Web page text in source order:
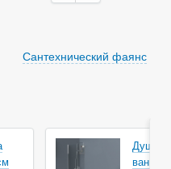
Сантехнический фаянс
ванну